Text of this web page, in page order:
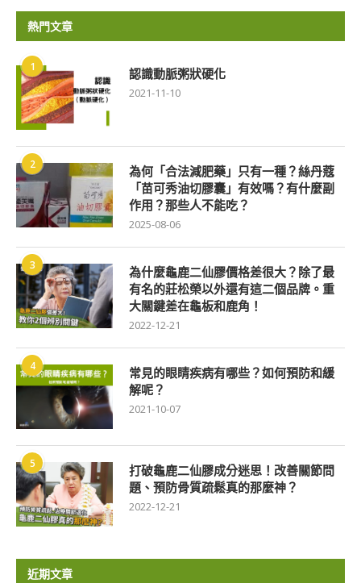
熱門文章
1 認識動脈粥狀硬化
2021-11-10
2
為何「合法減肥藥」只有一種？絲丹蔻
「苗可秀油切膠囊」有效嗎？有什麼副
作用？那些人不能吃？
2025-08-06
3
為什麼龜鹿二仙膠價格差很大？除了最
有名的莊松榮以外還有這二個品牌。重
大關鍵差在龜板和鹿角！
2022-12-21
4
常見的眼睛疾病有哪些？如何預防和緩
解呢？
2021-10-07
5
打破龜鹿二仙膠成分迷思！改善關節問
題、預防骨質疏鬆真的那麼神？
2022-12-21
近期文章